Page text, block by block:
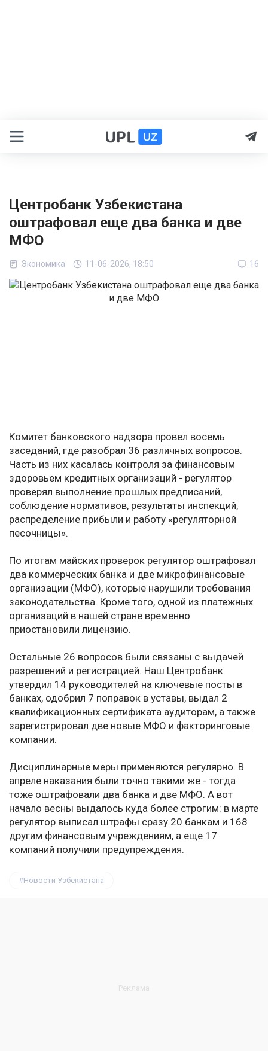
Центробанк Узбекистана
оштрафовал еще два банка и две
МФО
Экономика 11-06-2026, 18:50 16
Комитет банковского надзора провел восемь
заседаний, где разобрал 36 различных вопросов.
Часть из них касалась контроля за финансовым
здоровьем кредитных организаций - регулятор
проверял выполнение прошлых предписаний,
соблюдение нормативов, результаты инспекций,
распределение прибыли и работу «регуляторной
песочницы».
По итогам майских проверок регулятор оштрафовал
два коммерческих банка и две микрофинансовые
организации (МФО), которые нарушили требования
законодательства. Кроме того, одной из платежных
организаций в нашей стране временно
приостановили лицензию.
Остальные 26 вопросов были связаны с выдачей
разрешений и регистрацией. Наш Центробанк
утвердил 14 руководителей на ключевые посты в
банках, одобрил 7 поправок в уставы, выдал 2
квалификационных сертификата аудиторам, а также
зарегистрировал две новые МФО и факторинговые
компании.
Дисциплинарные меры применяются регулярно. В
апреле наказания были точно такими же - тогда
тоже оштрафовали два банка и две МФО. А вот
начало весны выдалось куда более строгим: в марте
регулятор выписал штрафы сразу 20 банкам и 168
другим финансовым учреждениям, а еще 17
компаний получили предупреждения.
Новости Узбекистана